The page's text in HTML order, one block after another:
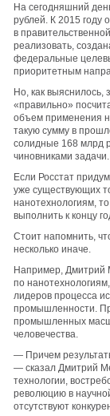
На сегодняшний
рублей. К 2015 году
в
реализовать,
федеральные
приоритетным
Но, как
«правильно»
объем применения
такую сумму в
солидные 168 млрд
чиновниками задачи.
Если Росстат
уже существующих
нанотехнологиям,
выполнить к концу
Стоит напомнить,
несколько иначе.
Например, Дмитрий
по
лидеров процесса
промышленности.
промышленных
человечества.
— Причем
— сказал Дмитрий
технологии,
революцию в
отсутствуют